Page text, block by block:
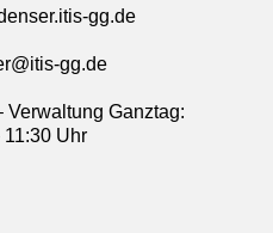
gg.de
gg.de
Verwaltung Ganztag:
Uhr